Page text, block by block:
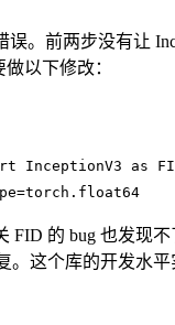
前两步没有让
以下修改：
InceptionV3 as
的 bug 也发现
。这个库的开发水